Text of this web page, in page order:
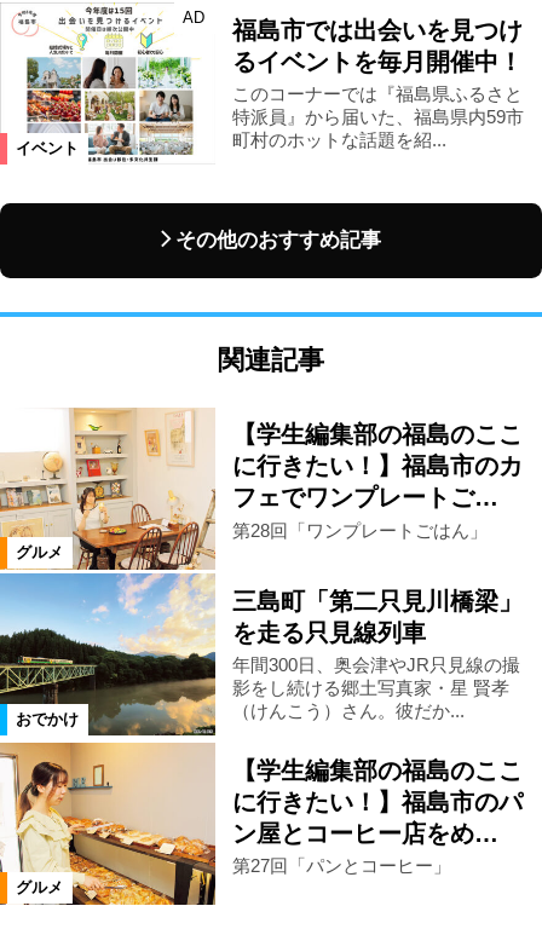
イベント
AD
福島市では出会いを見つけ
るイベントを毎月開催中！
このコーナーでは『福島県ふるさと
特派員』から届いた、福島県内59市
町村のホットな話題を紹...
その他のおすすめ記事
関連記事
グルメ
【学生編集部の福島のここ
に行きたい！】福島市のカ
フェでワンプレートご…
第28回「ワンプレートごはん」
おでかけ
三島町「第二只見川橋梁」
を走る只見線列車
年間300日、奥会津やJR只見線の撮
影をし続ける郷土写真家・星 賢孝
（けんこう）さん。彼だか...
グルメ
【学生編集部の福島のここ
に行きたい！】福島市のパ
ン屋とコーヒー店をめ…
第27回「パンとコーヒー」